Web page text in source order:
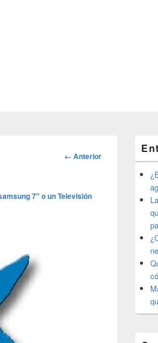
Navegador
← Anterior
7″ o un Televisión
área
de
widget
barra
lateral